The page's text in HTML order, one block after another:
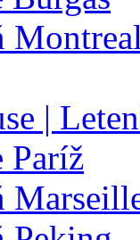
|
Paríž